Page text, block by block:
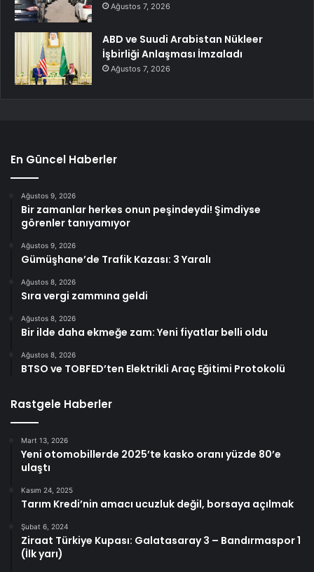
Ağustos 7, 2026
ABD ve Suudi Arabistan Nükleer
İşbirliği Anlaşması İmzaladı
Ağustos 7, 2026
En Güncel Haberler
Ağustos 9, 2026
Bir zamanlar herkes onun peşindeydi! Şimdiyse
görenler tanıyamıyor
Ağustos 9, 2026
Gümüşhane’de Trafik Kazası: 3 Yaralı
Ağustos 8, 2026
Sıra vergi zammına geldi
Ağustos 8, 2026
Bir ilde daha ekmeğe zam: Yeni fiyatlar belli oldu
Ağustos 8, 2026
BTSO ve TOBFED’ten Elektrikli Araç Eğitimi Protokolü
Rastgele Haberler
Mart 13, 2026
Yeni otomobillerde 2025’te kasko oranı yüzde 80’e
ulaştı
Kasım 24, 2025
Tarım Kredi’nin amacı ucuzluk değil, borsaya açılmak
Şubat 6, 2024
Ziraat Türkiye Kupası: Galatasaray 3 – Bandırmaspor 1
(İlk yarı)